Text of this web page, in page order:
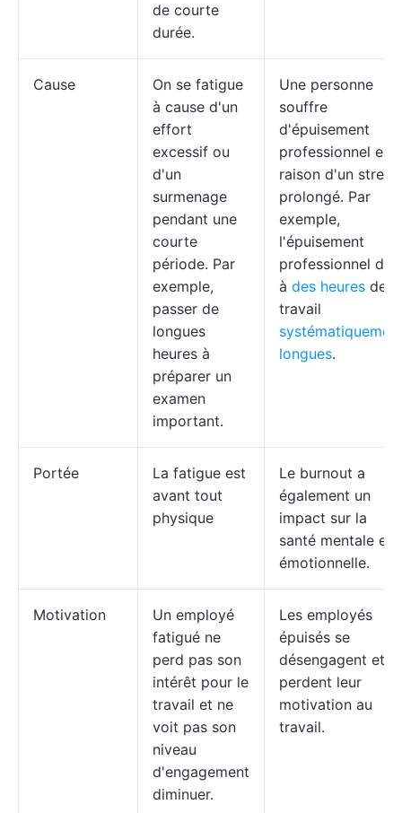
de courte
durée.
Cause
On se fatigue
à cause d'un
effort
excessif ou
d'un
surmenage
pendant une
courte
période. Par
exemple,
passer de
longues
heures à
préparer un
examen
important.
Une personne
souffre
d'épuisement
professionnel en
raison d'un stress
prolongé. Par
exemple,
l'épuisement
professionnel dû
à des heures de
travail
longues.
Portée
La fatigue est
avant tout
physique
Le burnout a
également un
impact sur la
santé mentale et
émotionnelle.
Motivation
Un employé
fatigué ne
perd pas son
intérêt pour le
travail et ne
voit pas son
niveau
d'engagement
diminuer.
Les employés
épuisés se
désengagent et
perdent leur
motivation au
travail.